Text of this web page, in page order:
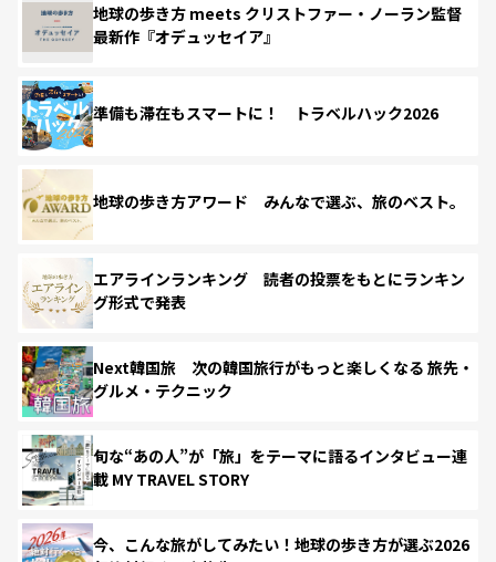
地球の歩き方 meets クリストファー・ノーラン監督
最新作『オデュッセイア』
準備も滞在もスマートに！ トラベルハック2026
地球の歩き方アワード みんなで選ぶ、旅のベスト。
エアラインランキング 読者の投票をもとにランキン
グ形式で発表
Next韓国旅 次の韓国旅行がもっと楽しくなる 旅先・
グルメ・テクニック
旬な“あの人”が「旅」をテーマに語るインタビュー連
載 MY TRAVEL STORY
今、こんな旅がしてみたい！地球の歩き方が選ぶ2026